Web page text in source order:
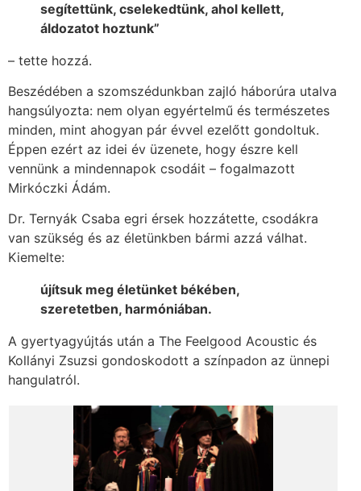
segítettünk, cselekedtünk, ahol kellett,
áldozatot hoztunk”
– tette hozzá.
Beszédében a szomszédunkban zajló háborúra utalva
hangsúlyozta: nem olyan egyértelmű és természetes
minden, mint ahogyan pár évvel ezelőtt gondoltuk.
Éppen ezért az idei év üzenete, hogy észre kell
vennünk a mindennapok csodáit – fogalmazott
Mirkóczki Ádám.
Dr. Ternyák Csaba egri érsek hozzátette, csodákra
van szükség és az életünkben bármi azzá válhat.
Kiemelte:
újítsuk meg életünket békében,
szeretetben, harmóniában.
A gyertyagyújtás után a The Feelgood Acoustic és
Kollányi Zsuzsi gondoskodott a színpadon az ünnepi
hangulatról.